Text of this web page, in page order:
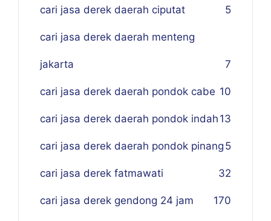
cari jasa derek daerah ciputat 5
cari jasa derek daerah menteng
jakarta 7
cari jasa derek daerah pondok cabe 10
cari jasa derek daerah pondok indah 13
cari jasa derek daerah pondok pinang 5
cari jasa derek fatmawati 32
cari jasa derek gendong 24 jam 170